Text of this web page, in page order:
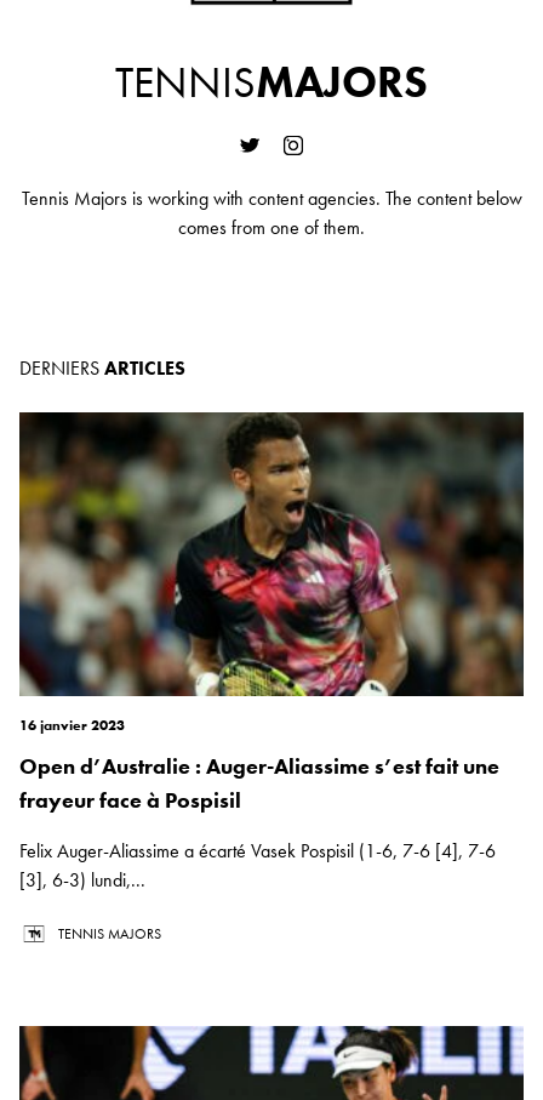
TENNISMAJORS
Tennis Majors is working with content agencies. The content below
comes from one of them.
DERNIERSARTICLES
16 janvier 2023
Open d’Australie : Auger-Aliassime s’est fait une
frayeur face à Pospisil
Felix Auger-Aliassime a écarté Vasek Pospisil (1-6, 7-6 [4], 7-6
[3], 6-3) lundi,...
TENNIS MAJORS